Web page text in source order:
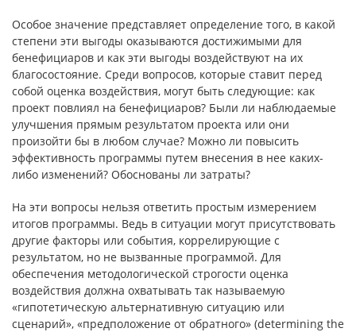
Особое значение представляет определение того, в какой
степени эти выгоды оказываются достижимыми для
бенефициаров и как эти выгоды воздействуют на их
благосостояние. Среди вопросов, которые ставит пе­ред
собой оценка воздействия, могут быть следующие: как
проект повли­ял на бенефициаров? Были ли наблюдаемые
улучшения прямым результа­том проекта или они
произойти бы в любом случае? Можно ли повысить
эффективность программы путем внесения в нее каких-
либо изменений? Обоснованы ли затраты?
На эти вопросы нельзя ответить простым измерением
итогов про­граммы. Ведь в ситуации могут присутствовать
другие факторы или со­бытия, коррелирующие с
результатом, но не вызванные программой. Для
обеспечения методологической строгости оценка
воздействия должна охва­тывать так называемую
«гипотетическую альтернативную ситуацию или
сценарий», «предположение от обратного» (determining the